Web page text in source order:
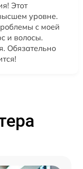
Этот
уровне.
с моей
и волосы.
Обязательно